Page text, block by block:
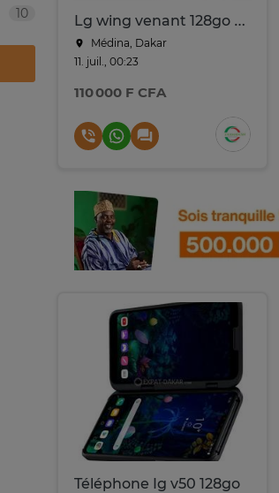
Lg wing venant 128go ram 8go 5g 2sim
Médina, Dakar
11. juil., 00:23
110 000 F CFA
Téléphone Ig v50 128go
10